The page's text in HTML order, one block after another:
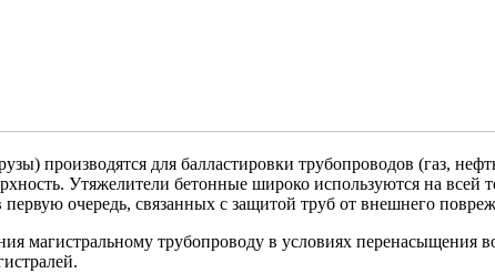
производятся для балластировки трубопроводов (газ,
Утяжелители бетонные широко используются на
очередь, связанных с защитой труб от внешнего
магистральному трубопроводу в условиях перенасыщения